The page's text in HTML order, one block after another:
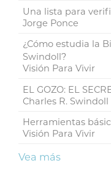
Una lista para
Jorge Ponce
¿Cómo estudia la
Swindoll?
Visión Para Vivir
EL GOZO: EL
Charles R. Swindoll
Herramientas
Visión Para Vivir
Vea más